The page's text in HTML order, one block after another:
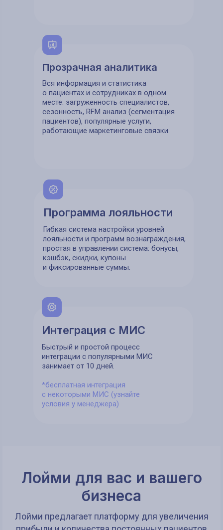
Вся информация и статистика
о пациентах и сотрудниках в одном
месте: загруженность специалистов,
сезонность, RFM анализ (сегментация
пациентов), популярные услуги,
работающие маркетинговые связки.
Прозрачная аналитика
Программа лояльности
Гибкая система настройки уровней
лояльности и программ вознаграждения,
простая в управлении система: бонусы,
кэшбэк, скидки, купоны
и фиксированные суммы.
Интеграция с МИС
Быстрый и простой процесс
интеграции с популярными МИС
занимает от 10 дней.
*бесплатная интеграция
с некоторыми МИС (узнайте
условия у менеджера)
Лойми для вас и вашего
бизнеса
Лойми предлагает платформу для увеличения